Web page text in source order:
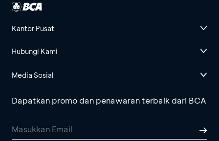
Kantor Pusat
Hubungi Kami
Media Sosial
Dapatkan promo dan penawaran terbaik dari BCA